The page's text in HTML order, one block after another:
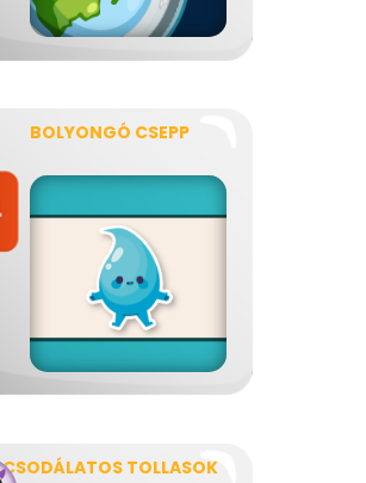
BOLYONGÓ CSEPP
CSODÁLATOS TOLLASOK